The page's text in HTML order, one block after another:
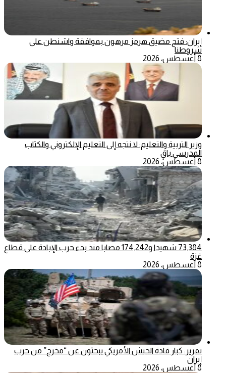
إيران: فتح مضيق هرمز مرهون بموافقة واشنطن على
شروطنا
8 أغسطس، 2026
وزير التربية والتعليم: لا نتجه إلى التعليم الإلكتروني والكتاب
المدرسي باقٍ
8 أغسطس، 2026
73,384 شهيدا و174,242 مصابا منذ بدء حرب الإبادة على قطاع
غزة
8 أغسطس، 2026
تقرير: كبار قادة الجيش الأمريكي يبحثون عن “مخرج” من حرب
إيران
8 أغسطس، 2026